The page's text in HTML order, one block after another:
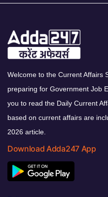
Welcome to the Current Affairs
preparing for Government Job
you to read the Daily Current
based on current affairs are
2026 article.
Download Adda247 App